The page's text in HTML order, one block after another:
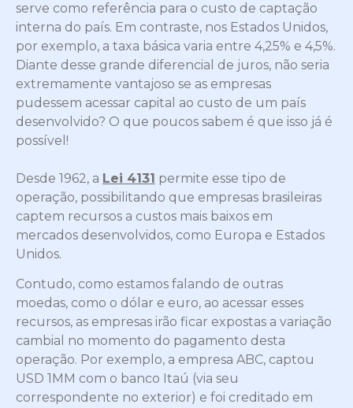
serve como referência para o custo de captação
interna do país. Em contraste, nos Estados Unidos,
por exemplo, a taxa básica varia entre 4,25% e 4,5%.
Diante desse grande diferencial de juros, não seria
extremamente vantajoso se as empresas
pudessem acessar capital ao custo de um país
desenvolvido? O que poucos sabem é que isso já é
possível!
Desde 1962, a Lei 4131 permite esse tipo de
operação, possibilitando que empresas brasileiras
captem recursos a custos mais baixos em
mercados desenvolvidos, como Europa e Estados
Unidos.
Contudo, como estamos falando de outras
moedas, como o dólar e euro, ao acessar esses
recursos, as empresas irão ficar expostas a variação
cambial no momento do pagamento desta
operação. Por exemplo, a empresa ABC, captou
USD 1MM com o banco Itaú (via seu
correspondente no exterior) e foi creditado em